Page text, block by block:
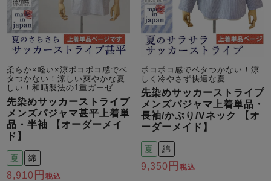
春 夏 秋
すべてのキッ
ズ
パジャマ
ガールズ長袖 ガールズ半袖 ワンピース
ガールズかぶ
り
柔らか×軽い×涼ポコポコ感でベ
タつかない！涼しい爽やかな夏
しい！和晒製法の1重ガーゼ
先染めサッカーストライプ
メンズパジャマ甚平上着単
品・半袖 【オーダーメイ
ド】
夏 綿
8,910 税込
ポコポコ感でベタつかない！涼
しく冷やさず快適な夏
先染めサッカーストライプ
メンズパジャマ上着単品・
長袖/かぶり/Vネック 【オ
ーダーメイド】
夏 綿
9,350 税込